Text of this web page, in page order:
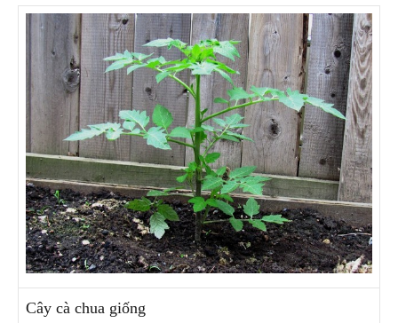
Cây cà chua giống